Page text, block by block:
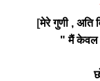
[मेरे गुणी , अति
" मैं केवल